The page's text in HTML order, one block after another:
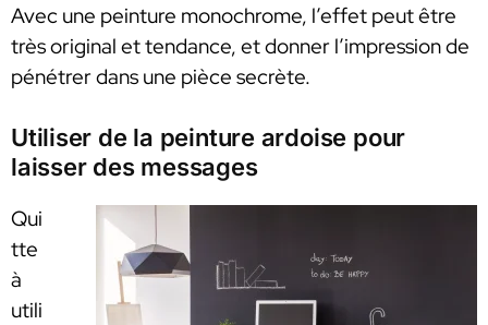
Avec une peinture monochrome, l’effet peut être
très original et tendance, et donner l’impression de
pénétrer dans une pièce secrète.
Utiliser de la peinture ardoise pour
laisser des messages
Qui
tte
à
utili